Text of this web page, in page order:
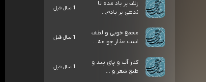
زلف بر باد مده تا
ندهی بر بادم...
1 سال قبل
مجمع خوبی و لطف
است عذار چو مه...
1 سال قبل
کنار آب و پای بید و
طبع شعر و ...
1 سال قبل